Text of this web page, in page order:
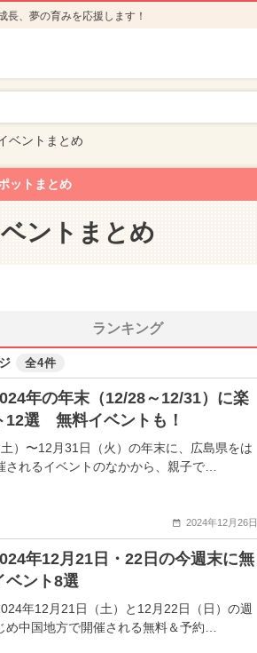
長、夢の育みを応援します！
ベントまとめ
ットまとめ
ントまとめ
ランキング
全4件
年の年末（12/28～12/31）に楽
12選 無料イベントも！
）〜12月31日（火）の年末に、広島県をは
されるイベントのなかから、親子で…
2024年12月26日
年12月21日・22日の今週末に無
ベント8選
年12月21日（土）と12月22日（日）の週
め中国地方で開催される無料＆予約…